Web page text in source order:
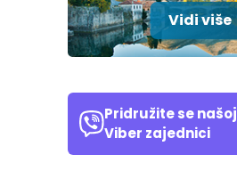
Vidi više
Pridružite se našoj
Viber zajednici